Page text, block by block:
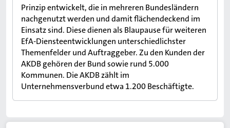
Prinzip entwickelt, die in mehreren Bundesländern
nachgenutzt werden und damit flächendeckend im
Einsatz sind. Diese dienen als Blaupause für weiteren
EfA-Diensteentwicklungen unterschiedlichster
Themenfelder und Auftraggeber. Zu den Kunden der
AKDB gehören der Bund sowie rund 5.000
Kommunen. Die AKDB zählt im
Unternehmensverbund etwa 1.200 Beschäftigte.